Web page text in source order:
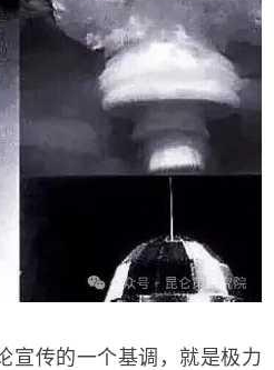
传的一个基调，就是极力